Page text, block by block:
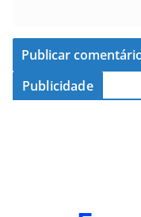
Publicidade